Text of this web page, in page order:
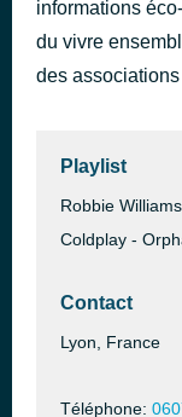
informations
du vivre
des
Playlist
Robbie
Coldplay -
Contact
Lyon, France
Téléphone: